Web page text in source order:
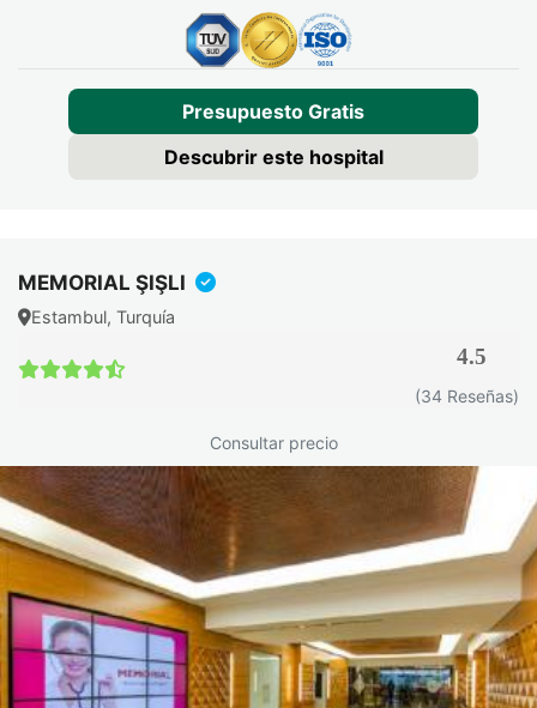
Presupuesto Gratis
Descubrir este hospital
MEMORIAL ŞIŞLI
Estambul, Turquía
4.5
(34 Reseñas)
Consultar precio